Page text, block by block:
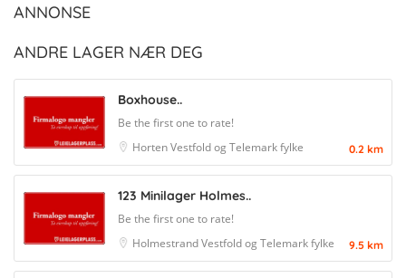
ANNONSE
ANDRE LAGER NÆR DEG
Boxhouse..
Be the first one to rate!
HortenVestfold og Telemark fylke 0.2 km
123 Minilager Holmes..
Be the first one to rate!
HolmestrandVestfold og Telemark fylke 9.5 km